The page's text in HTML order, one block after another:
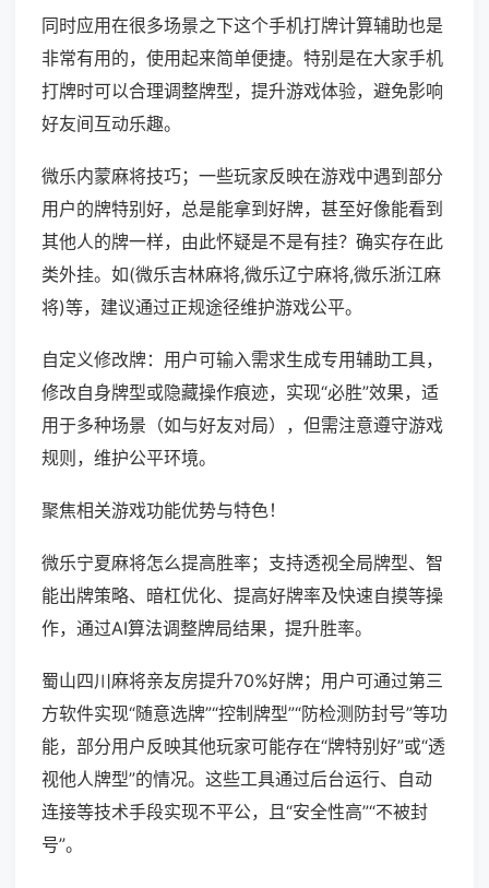
同时应用在很多场景之下这个手机打牌计算辅助也是
非常有用的，使用起来简单便捷。特别是在大家手机
打牌时可以合理调整牌型，提升游戏体验，避免影响
好友间互动乐趣。
微乐内蒙麻将技巧；一些玩家反映在游戏中遇到部分
用户的牌特别好，总是能拿到好牌，甚至好像能看到
其他人的牌一样，由此怀疑是不是有挂？确实存在此
类外挂。如(微乐吉林麻将,微乐辽宁麻将,微乐浙江麻
将)等，建议通过正规途径维护游戏公平。
自定义修改牌：用户可输入需求生成专用辅助工具，
修改自身牌型或隐藏操作痕迹，实现“必胜”效果，适
用于多种场景（如与好友对局），但需注意遵守游戏
规则，维护公平环境。
聚焦相关游戏功能优势与特色！
微乐宁夏麻将怎么提高胜率；支持透视全局牌型、智
能出牌策略、暗杠优化、提高好牌率及快速自摸等操
作，通过AI算法调整牌局结果，提升胜率。
蜀山四川麻将亲友房提升70%好牌；用户可通过第三
方软件实现“随意选牌”“控制牌型”“防检测防封号”等功
能，部分用户反映其他玩家可能存在“牌特别好”或“透
视他人牌型”的情况。这些工具通过后台运行、自动
连接等技术手段实现不平公，且“安全性高”“不被封
号”。